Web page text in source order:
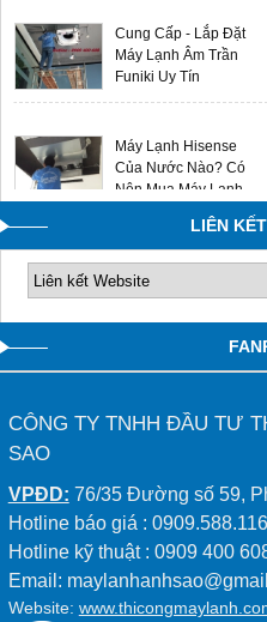
Cung Cấp - Lắp Đặt
Máy Lạnh Âm Trần
Funiki Uy Tín
Máy Lạnh Hisense
Của Nước Nào? Có
Nên Mua Máy Lạnh
LIÊN
CÔNG TY TNHH ĐẦU TƯ
SAO
VPĐD: 76/35 Đường số 59,
Hotline báo giá :
Hotline kỹ thuật : 0909 400
Email:
Website: